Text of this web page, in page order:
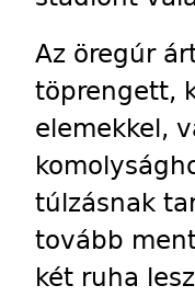
Az öregúr
töprengett,
elemekkel,
túlzásnak
tovább
két ruha